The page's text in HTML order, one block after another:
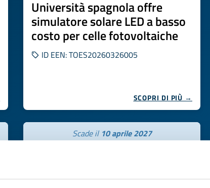
Università spagnola offre
simulatore solare LED a basso
costo per celle fotovoltaiche
ID EEN: TOES20260326005
SCOPRI DI PIÙ →
Scade il 10 aprile 2027